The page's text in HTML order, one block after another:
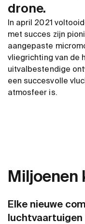
drone.
In april 2021
met succes zijn
aangepaste
vliegrichting van de
uitvalbestendige
een succesvolle
atmosfeer is.
Miljoenen
Elke nieuwe